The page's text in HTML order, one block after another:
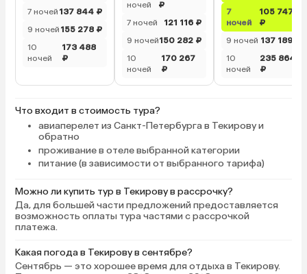
7 ночей 137 844 ₽
9 ночей 155 278 ₽
10
ночей
173 488
₽
ночей
₽
7 ночей
121 116 ₽
9 ночей150 282 ₽
10
ночей
170 267
₽
7
ночей
105 747
₽
9 ночей 137 189 ₽
10
ночей
235 864
₽
Что входит в стоимость тура?
авиаперелет из Санкт-Петербурга в Текирову и
обратно
проживание в отеле выбранной категории
питание (в зависимости от выбранного тарифа)
Можно ли купить тур в Текирову в рассрочку?
Да, для большей части предложений предоставляется
возможность оплаты тура частями с рассрочкой
платежа.
Какая погода в Текирову в сентябре?
Сентябрь — это хорошее время для отдыха в Текирову.